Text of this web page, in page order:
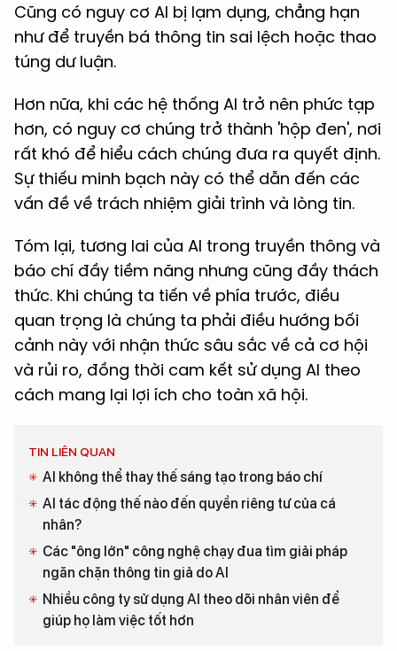
Cũng có nguy cơ AI bị lạm dụng, chẳng hạn
như để truyền bá thông tin sai lệch hoặc thao
túng dư luận.
Hơn nữa, khi các hệ thống AI trở nên phức tạp
hơn, có nguy cơ chúng trở thành 'hộp đen', nơi
rất khó để hiểu cách chúng đưa ra quyết định.
Sự thiếu minh bạch này có thể dẫn đến các
vấn đề về trách nhiệm giải trình và lòng tin.
Tóm lại, tương lai của AI trong truyền thông và
báo chí đầy tiềm năng nhưng cũng đầy thách
thức. Khi chúng ta tiến về phía trước, điều
quan trọng là chúng ta phải điều hướng bối
cảnh này với nhận thức sâu sắc về cả cơ hội
và rủi ro, đồng thời cam kết sử dụng AI theo
cách mang lại lợi ích cho toàn xã hội.
TIN LIÊN QUAN
AI không thể thay thế sáng tạo trong báo chí
AI tác động thế nào đến quyền riêng tư của cá
nhân?
Các "ông lớn" công nghệ chạy đua tìm giải pháp
ngăn chặn thông tin giả do AI
Nhiều công ty sử dụng AI theo dõi nhân viên để
giúp họ làm việc tốt hơn